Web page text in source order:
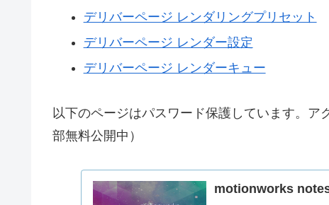
デリバーページ レンダリングプリセット
デリバーページ レンダー設定
デリバーページ レンダーキュー
以下のページはパスワード保護しています。
部無料公開中）
motionworks